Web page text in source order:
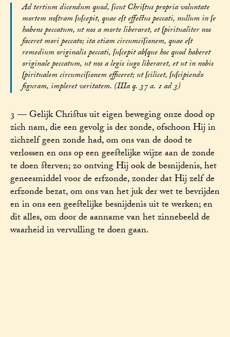
Ad tertium dicendum quod, ſicut Chriſtus propria voluntate
mortem noſtram ſuſcepit, quae eſt effectus peccati, nullum in ſe
habens peccatum, ut nos a morte liberaret, et ſpiritualiter nos
faceret mori peccato; ita etiam circumciſionem, quae eſt
remedium originalis peccati, ſuſcepit abſque hoc quod haberet
originale peccatum, ut nos a legis iugo liberaret, et ut in nobis
ſpiritualem circumciſionem efficeret; ut ſcilicet, ſuſcipiendo
figuram, impleret veritatem. (IIIa q. 37 a. 1 ad 3)
3 — Gelijk Christus uit eigen beweging onze dood op
zich nam, die een gevolg is der zonde, ofschoon Hij in
zichzelf geen zonde had, om ons van de dood te
verlossen en ons op een geestelijke wijze aan de zonde
te doen sterven; zo ontving Hij ook de besnijdenis, het
geneesmiddel voor de erfzonde, zonder dat Hij zelf de
erfzonde bezat, om ons van het juk der wet te bevrijden
en in ons een geestelijke besnijdenis uit te werken; en
dit alles, om door de aanname van het zinnebeeld de
waarheid in vervulling te doen gaan.